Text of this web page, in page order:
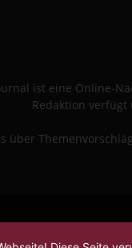
ist eine Online-
Redaktion
über